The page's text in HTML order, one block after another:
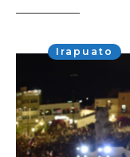
Irapuato